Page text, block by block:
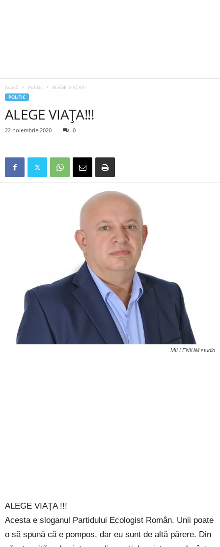
Acasă Politic ALEGE VIAȚA!!!
POLITIC
ALEGE VIAȚA!!!
22 noiembrie 2020 0
MILLENIUM studio
ALEGE VIAȚA !!!
Acesta e sloganul Partidului Ecologist Român. Unii poate
o să spună că e pompos, dar eu sunt de altă părere. Din